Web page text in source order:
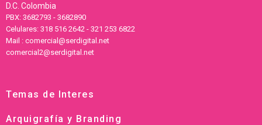
D.C. Colombia
PBX: 3682793 - 3682890
Celulares: 318 516 2642 - 321 253 6822
Mail : comercial@serdigital.net
comercial2@serdigital.net
Temas de Interes
Arquigrafía y Branding